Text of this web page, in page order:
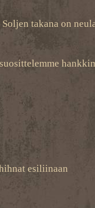
takana on
esiliinaan